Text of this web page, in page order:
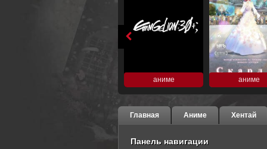
аниме аниме
Главная Аниме Хентай
Панель навигации